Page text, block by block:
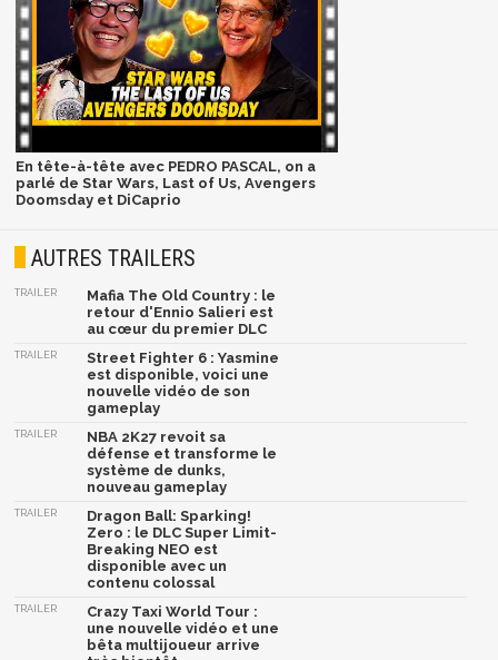
En tête-à-tête avec PEDRO PASCAL, on a
parlé de Star Wars, Last of Us, Avengers
Doomsday et DiCaprio
AUTRES TRAILERS
TRAILER
Mafia The Old Country : le
retour d'Ennio Salieri est
au cœur du premier DLC
TRAILER
Street Fighter 6 : Yasmine
est disponible, voici une
nouvelle vidéo de son
gameplay
TRAILER
NBA 2K27 revoit sa
défense et transforme le
système de dunks,
nouveau gameplay
TRAILER
Dragon Ball: Sparking!
Zero : le DLC Super Limit-
Breaking NEO est
disponible avec un
contenu colossal
TRAILER
Crazy Taxi World Tour :
une nouvelle vidéo et une
bêta multijoueur arrive